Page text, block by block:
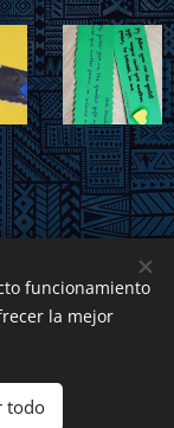
funcionamiento
la mejor
todo